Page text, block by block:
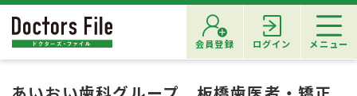
会員登録 ログイン メニュー